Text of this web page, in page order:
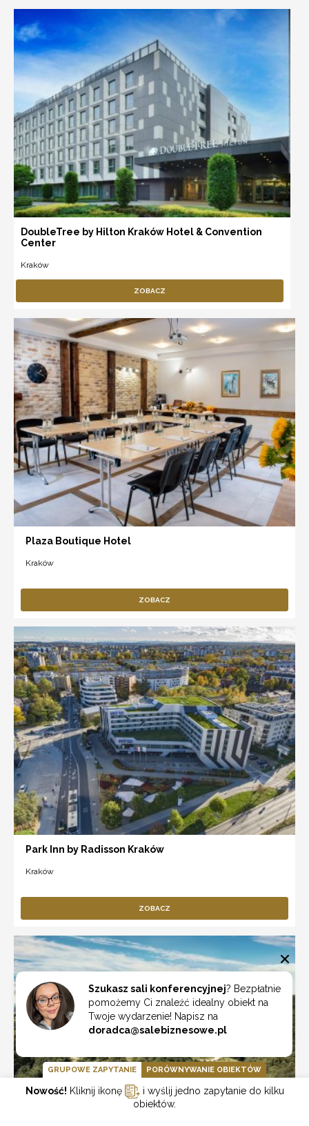
DoubleTree by Hilton Kraków Hotel & Convention
Center
Kraków
ZOBACZ
Plaza Boutique Hotel
Kraków
ZOBACZ
Park Inn by Radisson Kraków
Kraków
ZOBACZ
Szukasz sali konferencyjnej? Bezpłatnie
pomożemy Ci znaleźć idealny obiekt na
Twoje wydarzenie! Napisz na
doradca@salebiznesowe.pl
GRUPOWE ZAPYTANIE PORÓWNYWANIE OBIEKTÓW
Nowość! Kliknij ikonę
i wyślij jedno zapytanie do kilku
obiektów.